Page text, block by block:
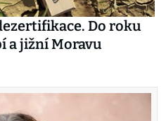
Do roku
a jižní Moravu